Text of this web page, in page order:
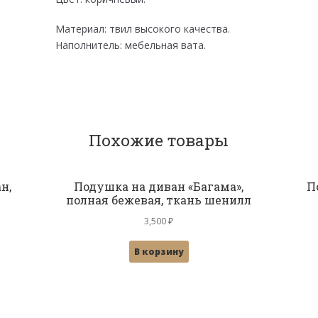
Материал: твил высокого качества.
Наполнитель: мебельная вата.
Похожие товары
Подушка на диван «Багама»,
полная бежевая, ткань шенилл
3,500₽
В корзину